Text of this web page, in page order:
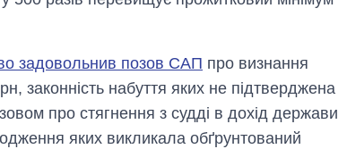
задовольнив позов САП про визнання
законність набуття яких не підтверджена
про стягнення з судді в дохід держави
яких викликала обґрунтований